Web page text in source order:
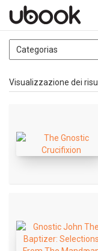
Visualizzazione dei